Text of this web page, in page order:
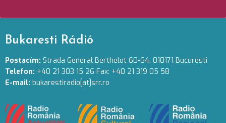
Bukaresti Rádió
Postacím: Strada General Berthelot 60-64. 010171 Bucuresti
Telefon: +40 21 303 15 26 Fax: +40 21 319 05 58
E-mail: bukarestiradio[at]srr.ro